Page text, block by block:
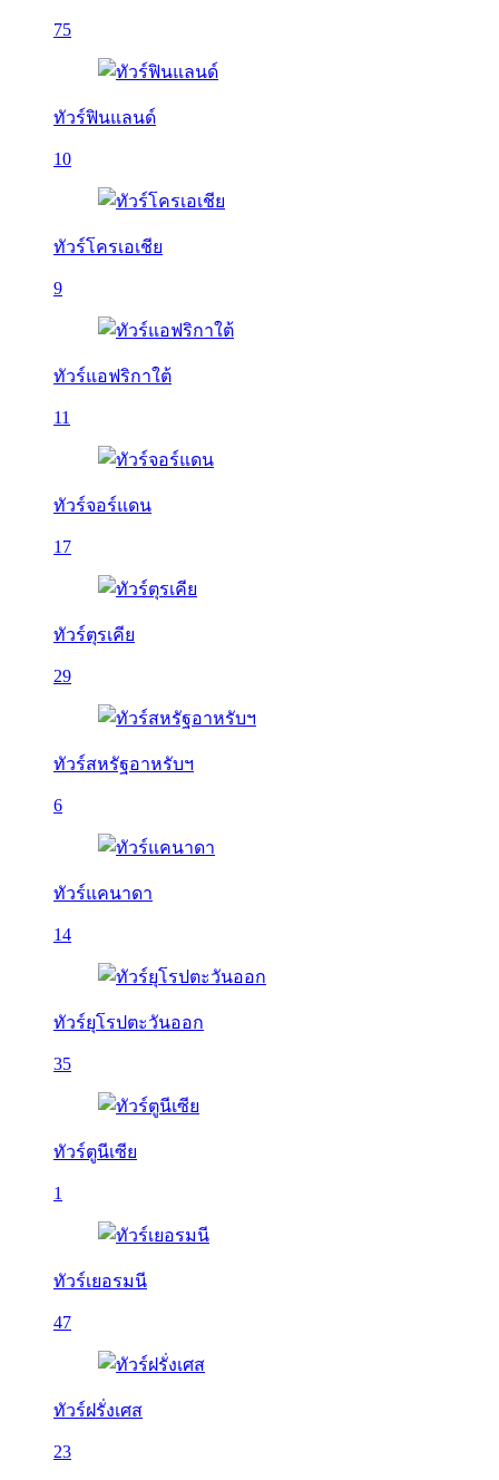
75
ทัวร์ฟินแลนด์
10
ทัวร์โครเอเชีย
9
ทัวร์แอฟริกาใต้
11
ทัวร์จอร์แดน
17
ทัวร์ตุรเคีย
29
ทัวร์สหรัฐอาหรับฯ
6
ทัวร์แคนาดา
14
ทัวร์ยุโรปตะวันออก
35
ทัวร์ตูนีเซีย
1
ทัวร์เยอรมนี
47
ทัวร์ฝรั่งเศส
23